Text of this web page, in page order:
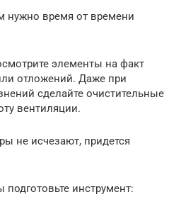
нужно время от времени
элементы на факт
отложений. Даже при
сделайте очистительные
вентиляции.
не исчезают, придется
инструмент: